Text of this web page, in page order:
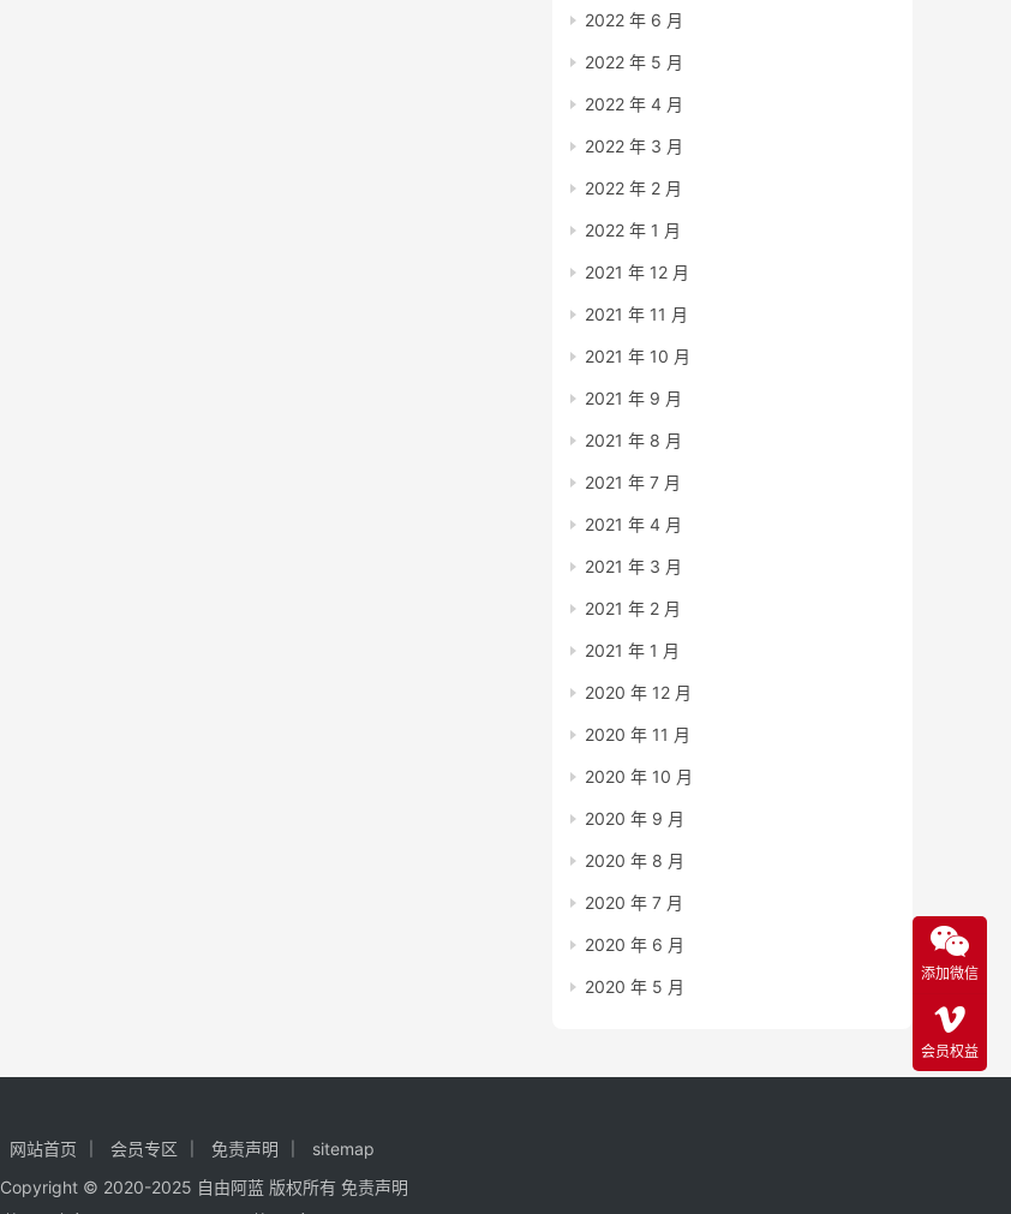
2022 年 6 月
2022 年 5 月
2022 年 4 月
2022 年 3 月
2022 年 2 月
2022 年 1 月
2021 年 12 月
2021 年 11 月
2021 年 10 月
2021 年 9 月
2021 年 8 月
2021 年 7 月
2021 年 4 月
2021 年 3 月
2021 年 2 月
2021 年 1 月
2020 年 12 月
2020 年 11 月
2020 年 10 月
2020 年 9 月
2020 年 8 月
2020 年 7 月
2020 年 6 月
2020 年 5 月
网站首页 会员专区 免责声明
sitemap
Copyright © 2020-2025 自由阿蓝 版权所有 免责声明
添加微信
会员权益